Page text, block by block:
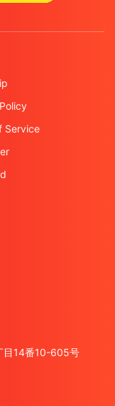
Service
14番10-605号